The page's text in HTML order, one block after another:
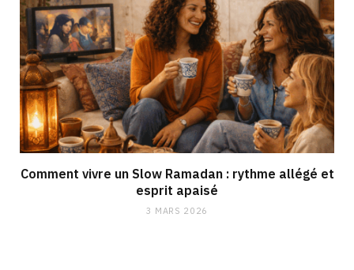
Comment vivre un Slow Ramadan : rythme allégé et
esprit apaisé
3 MARS 2026